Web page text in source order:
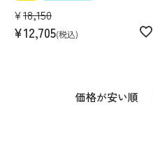
¥18,150
¥12,705 税込
価格が安い順